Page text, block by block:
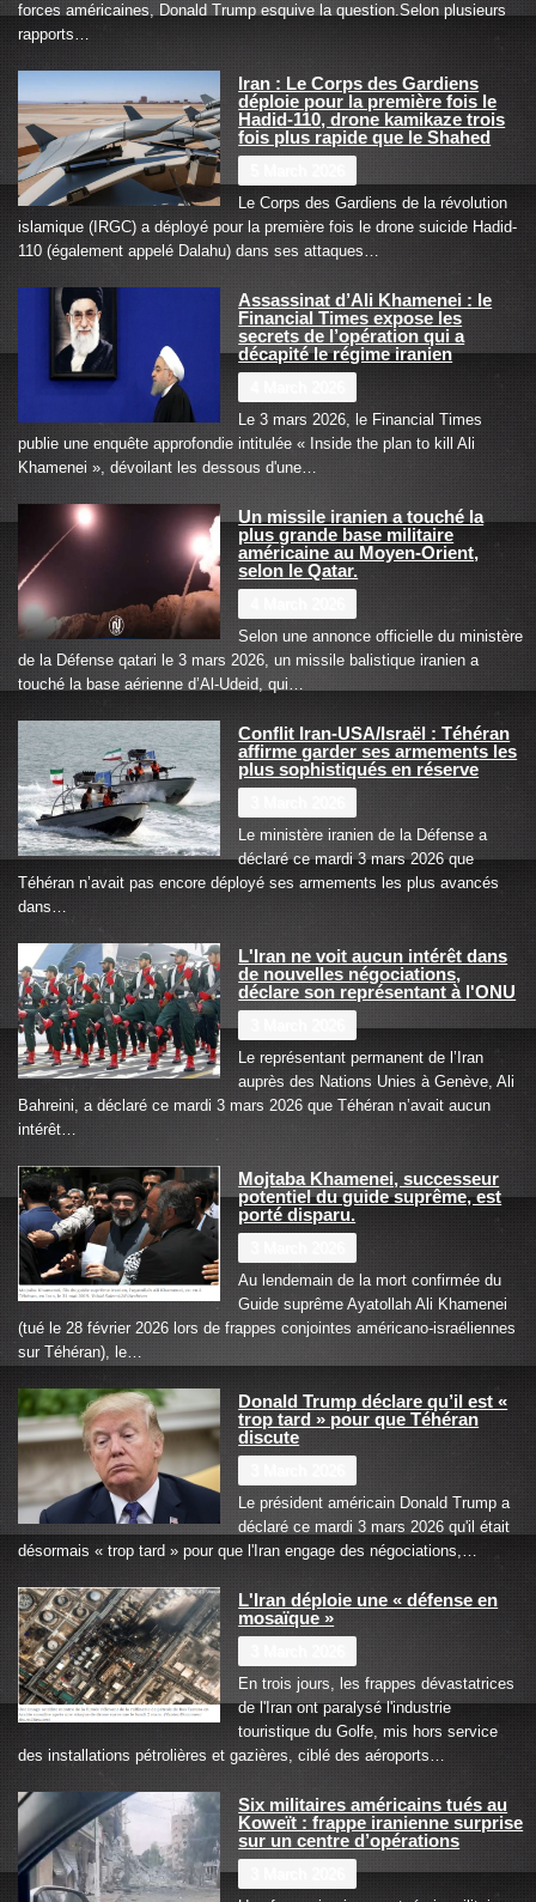
forces américaines, Donald Trump esquive la question.Selon plusieurs
rapports…
Iran : Le Corps des Gardiens
déploie pour la première fois le
Hadid-110, drone kamikaze trois
fois plus rapide que le Shahed
Le Corps des Gardiens de la révolution
islamique (IRGC) a déployé pour la première fois le drone suicide Hadid-
110 (également appelé Dalahu) dans ses attaques…
Assassinat d’Ali Khamenei : le
Financial Times expose les
secrets de l’opération qui a
décapité le régime iranien
Le 3 mars 2026, le Financial Times
publie une enquête approfondie intitulée « Inside the plan to kill Ali
Khamenei », dévoilant les dessous d'une…
Un missile iranien a touché la
plus grande base militaire
américaine au Moyen-Orient,
selon le Qatar.
Selon une annonce officielle du ministère
de la Défense qatari le 3 mars 2026, un missile balistique iranien a
touché la base aérienne d’Al-Udeid, qui…
Conflit Iran-USA/Israël : Téhéran
affirme garder ses armements les
plus sophistiqués en réserve
Le ministère iranien de la Défense a
déclaré ce mardi 3 mars 2026 que
Téhéran n’avait pas encore déployé ses armements les plus avancés
dans…
L'Iran ne voit aucun intérêt dans
de nouvelles négociations,
déclare son représentant à l'ONU
Le représentant permanent de l’Iran
auprès des Nations Unies à Genève, Ali
Bahreini, a déclaré ce mardi 3 mars 2026 que Téhéran n’avait aucun
intérêt…
Mojtaba Khamenei, successeur
potentiel du guide suprême, est
porté disparu.
Au lendemain de la mort confirmée du
Guide suprême Ayatollah Ali Khamenei
(tué le 28 février 2026 lors de frappes conjointes américano-israéliennes
sur Téhéran), le…
Donald Trump déclare qu’il est «
trop tard » pour que Téhéran
discute
Le président américain Donald Trump a
déclaré ce mardi 3 mars 2026 qu'il était
désormais « trop tard » pour que l'Iran engage des négociations,…
L'Iran déploie une « défense en
mosaïque »
En trois jours, les frappes dévastatrices
de l'Iran ont paralysé l'industrie
touristique du Golfe, mis hors service
des installations pétrolières et gazières, ciblé des aéroports…
Six militaires américains tués au
Koweït : frappe iranienne surprise
sur un centre d’opérations